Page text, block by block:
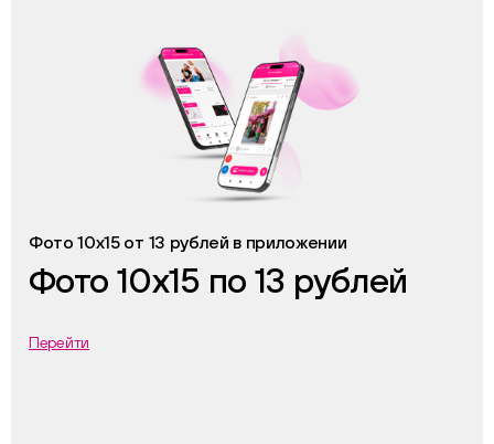
Фото 10х15 от 13 рублей в приложении
Фото 10х15 по 13 рублей
Перейти